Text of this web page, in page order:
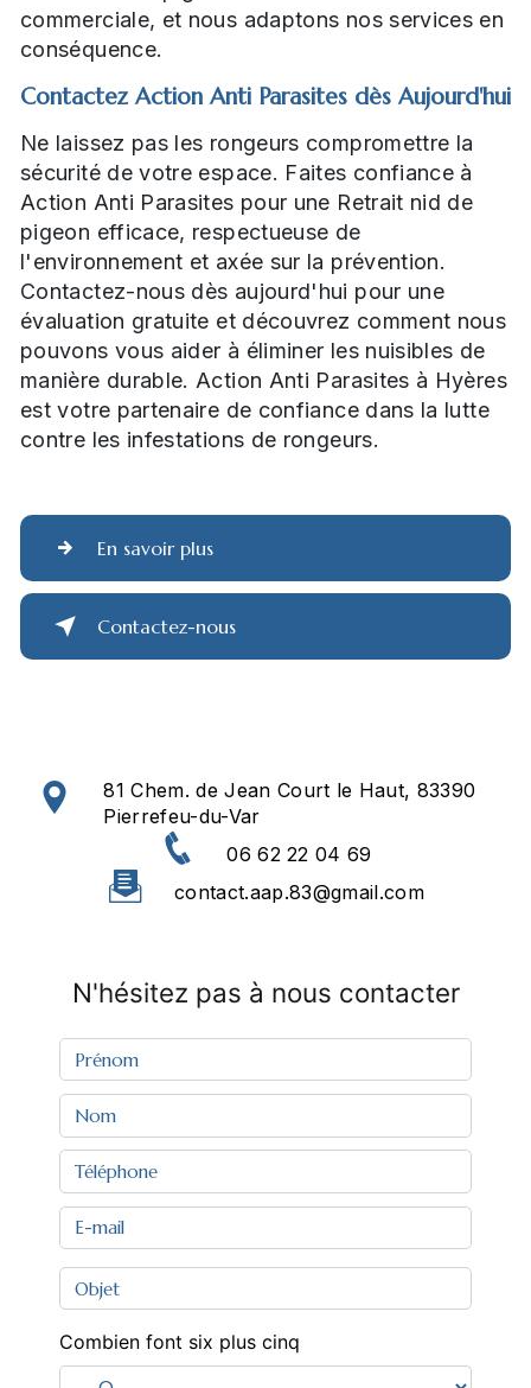
commerciale, et nous adaptons nos services en
conséquence.
Contactez Action Anti Parasites dès Aujourd'hui
Ne laissez pas les rongeurs compromettre la
sécurité de votre espace. Faites confiance à
Action Anti Parasites pour une Retrait nid de
pigeon efficace, respectueuse de
l'environnement et axée sur la prévention.
Contactez-nous dès aujourd'hui pour une
évaluation gratuite et découvrez comment nous
pouvons vous aider à éliminer les nuisibles de
manière durable. Action Anti Parasites à Hyères
est votre partenaire de confiance dans la lutte
contre les infestations de rongeurs.
En savoir plus
Contactez-nous
81 Chem. de Jean Court le Haut, 83390
Pierrefeu-du-Var
06 62 22 04 69
contact.aap.83@gmail.com
N'hésitez pas à nous contacter
Combien font six plus cinq